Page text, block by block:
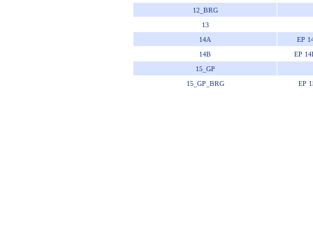
12_BRG
13
14A
EP
14B
EP
15_GP
15_GP_BRG
EP